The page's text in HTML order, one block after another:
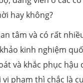
hay không?
tâm và có rất
kinh nghiệm
và khắc phục
phạm thì chắc là